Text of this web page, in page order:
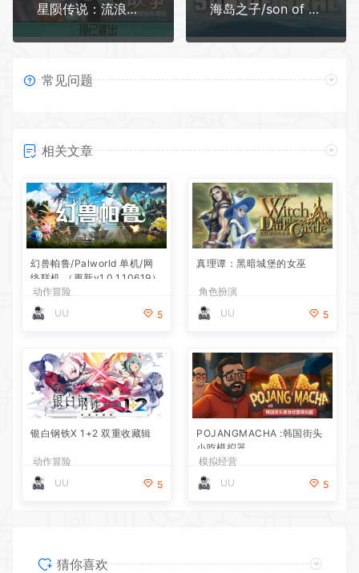
星陨传说：流浪者的故事/ Meteorfall: Krumits Tale（集成DLC）
海岛之子/son of aral
常见问题
相关文章
幻兽帕鲁/Palworld 单机/网
络联机 （更新v1.0.1.10619）
动作冒险
UU
5
真理谭：黑暗城堡的女巫
角色扮演
UU
5
银白钢铁X 1+2 双重收藏辑
动作冒险
UU
5
POJANGMACHA :韩国街头
小吃模拟器
模拟经营
UU
5
猜你喜欢